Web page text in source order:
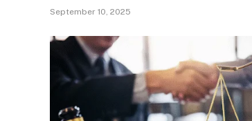
September 10, 2025